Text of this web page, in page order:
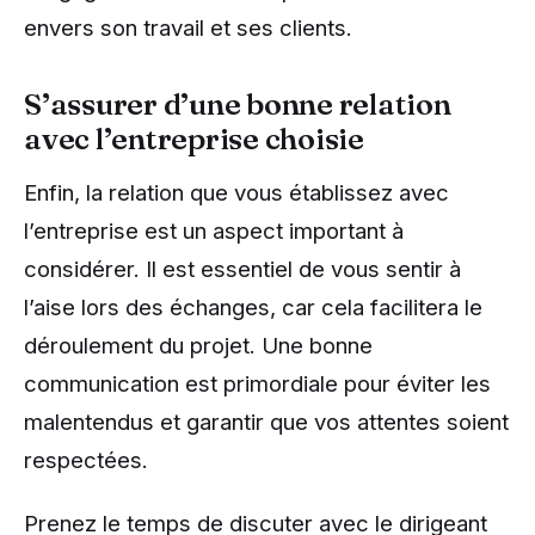
envers son travail et ses clients.
S’assurer d’une bonne relation
avec l’entreprise choisie
Enfin, la relation que vous établissez avec
l’entreprise est un aspect important à
considérer. Il est essentiel de vous sentir à
l’aise lors des échanges, car cela facilitera le
déroulement du projet. Une bonne
communication est primordiale pour éviter les
malentendus et garantir que vos attentes soient
respectées.
Prenez le temps de discuter avec le dirigeant